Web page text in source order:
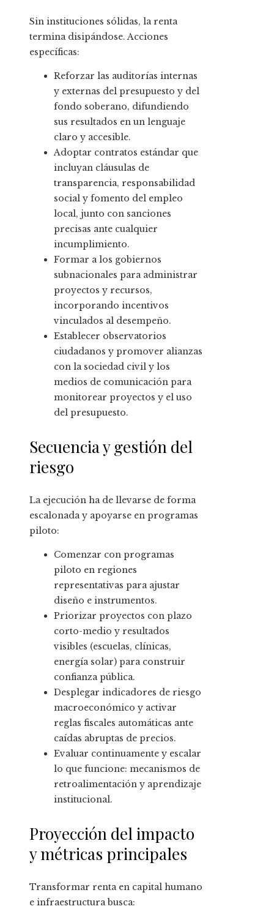
Sin instituciones sólidas, la renta
termina disipándose. Acciones
específicas:
Reforzar las auditorías internas
y externas del presupuesto y del
fondo soberano, difundiendo
sus resultados en un lenguaje
claro y accesible.
Adoptar contratos estándar que
incluyan cláusulas de
transparencia, responsabilidad
social y fomento del empleo
local, junto con sanciones
precisas ante cualquier
incumplimiento.
Formar a los gobiernos
subnacionales para administrar
proyectos y recursos,
incorporando incentivos
vinculados al desempeño.
Establecer observatorios
ciudadanos y promover alianzas
con la sociedad civil y los
medios de comunicación para
monitorear proyectos y el uso
del presupuesto.
Secuencia y gestión del
riesgo
La ejecución ha de llevarse de forma
escalonada y apoyarse en programas
piloto:
Comenzar con programas
piloto en regiones
representativas para ajustar
diseño e instrumentos.
Priorizar proyectos con plazo
corto-medio y resultados
visibles (escuelas, clínicas,
energía solar) para construir
confianza pública.
Desplegar indicadores de riesgo
macroeconómico y activar
reglas fiscales automáticas ante
caídas abruptas de precios.
Evaluar continuamente y escalar
lo que funcione: mecanismos de
retroalimentación y aprendizaje
institucional.
Proyección del impacto
y métricas principales
Transformar renta en capital humano
e infraestructura busca: